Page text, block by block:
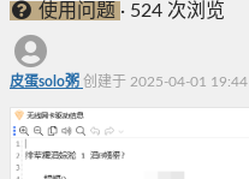
使用问题 · 524 次浏览
皮蛋solo粥 创建于 2025-04-01 19:44